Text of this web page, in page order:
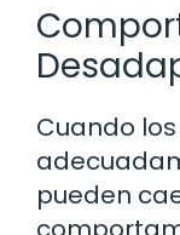
Cuando
pueden